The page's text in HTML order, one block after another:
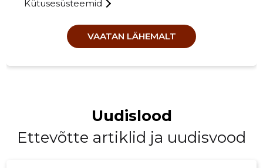
Kütusesüsteemid
VAATAN LÄHEMALT
Uudislood
Ettevõtte artiklid ja uudisvood